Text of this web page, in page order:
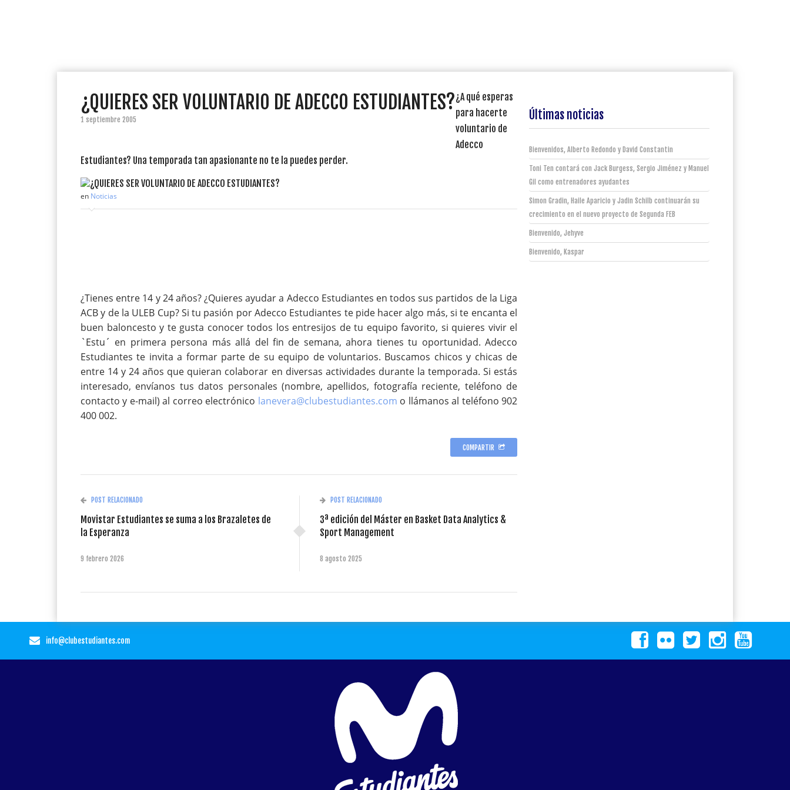
¿QUIERES SER VOLUNTARIO DE ADECCO ESTUDIANTES?
1 septiembre 2005
¿A qué esperas
para hacerte
voluntario de
Adecco
Estudiantes? Una temporada tan apasionante no te la puedes perder.
en Noticias
¿Tienes entre 14 y 24 años? ¿Quieres ayudar a Adecco Estudiantes en todos sus partidos de la Liga
ACB y de la ULEB Cup? Si tu pasión por Adecco Estudiantes te pide hacer algo más, si te encanta el
buen baloncesto y te gusta conocer todos los entresijos de tu equipo favorito, si quieres vivir el
`Estu´ en primera persona más allá del fin de semana, ahora tienes tu oportunidad. Adecco
Estudiantes te invita a formar parte de su equipo de voluntarios. Buscamos chicos y chicas de
entre 14 y 24 años que quieran colaborar en diversas actividades durante la temporada. Si estás
interesado, envíanos tus datos personales (nombre, apellidos, fotografía reciente, teléfono de
contacto y e-mail) al correo electrónico lanevera@clubestudiantes.com o llámanos al teléfono 902
400 002.
COMPARTIR
POST RELACIONADO
Movistar Estudiantes se suma a los Brazaletes de
la Esperanza
9 febrero 2026
POST RELACIONADO
3ª edición del Máster en Basket Data Analytics &
Sport Management
8 agosto 2025
Últimas noticias
Bienvenidos, Alberto Redondo y David Constantin
Toni Ten contará con Jack Burgess, Sergio Jiménez y Manuel
Gil como entrenadores ayudantes
Simon Gradin, Haile Aparicio y Jadin Schilb continuarán su
crecimiento en el nuevo proyecto de Segunda FEB
Bienvenido, Jehyve
Bienvenido, Kaspar
info@clubestudiantes.com